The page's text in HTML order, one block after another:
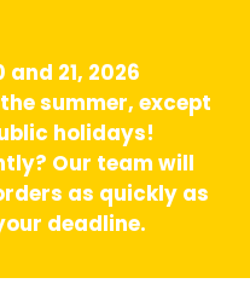
21, 2026
summer, except
holidays!
Our team will
as quickly as
deadline.